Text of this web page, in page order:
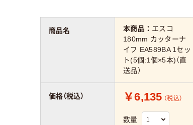
商品名 本商品： エスコ
180mm カッターナ
イフ EA589BA 1セッ
ト(5個:1個×5本)（直
送品）
価格（税込） ￥6,135 （税込）
数量